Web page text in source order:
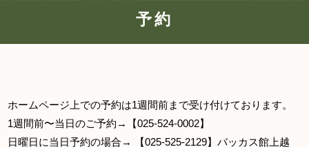
予約
ホームページ上での予約は1週間前まで受け付けております。
1週間前〜当日のご予約→【025-524-0002】
日曜日に当日予約の場合→ 【025-525-2129】バッカス館上越